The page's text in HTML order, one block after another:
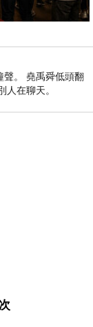
聲。 堯禹舜低頭翻
在聊天。